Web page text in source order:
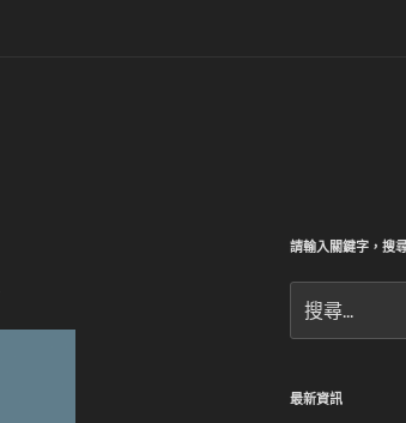
請輸入關鍵字，搜
尋
關
字:
最新資訊